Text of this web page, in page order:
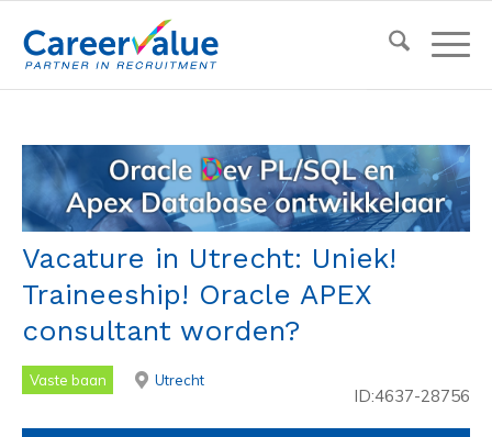
Vacature in Utrecht: Uniek!
Traineeship! Oracle APEX
consultant worden?
Vaste baan Utrecht
ID:4637-28756